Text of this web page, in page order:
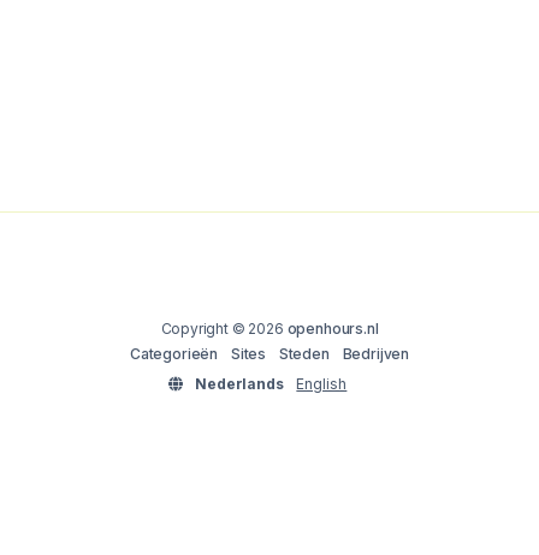
Copyright © 2026 openhours.nl
Categorieën
Sites Steden
Bedrijven
Nederlands
English